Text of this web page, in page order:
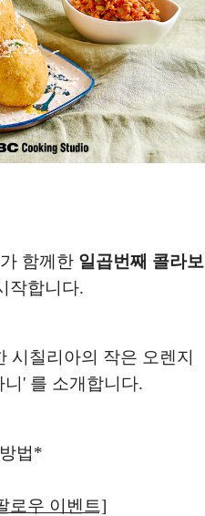
함께한 일곱번째 콜라보
작합니다.
시칠리아의 작은 오렌지
니' 를 소개합니다.
법*
로우 이벤트]